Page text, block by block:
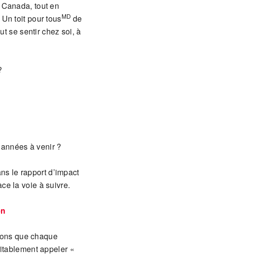
tout en
toit pour tousMD de
se sentir chez soi, à
à venir ?
le rapport d’impact
la voie à suivre.
que chaque
appeler «